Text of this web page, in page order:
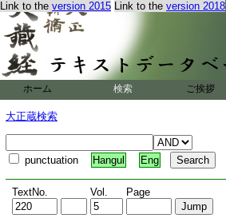
Link to the version 2015 Link to the version 2018
ホーム 検索 ご挨拶
大正蔵検索
punctuation Hangul Eng
TextNo. Vol. Page